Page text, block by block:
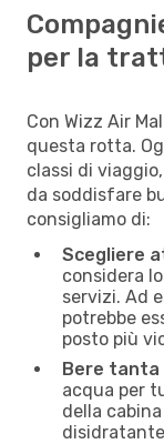
per la
Con Wizz Air
questa rotta.
classi di
da soddisfare
consigliamo di:
Scegliere
considera
servizi. Ad
potrebbe
posto più
Bere tanta
acqua per
della